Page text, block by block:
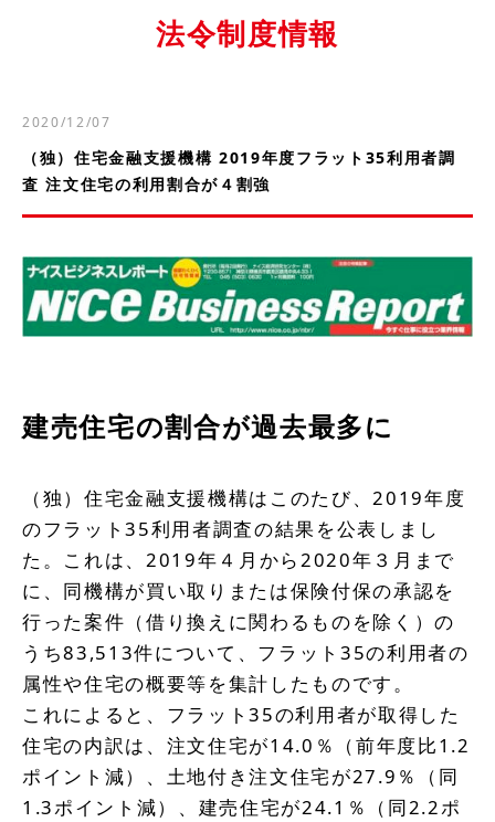
法令制度情報
2020/12/07
（独）住宅金融支援機構 2019年度フラット35利用者調
査 注文住宅の利用割合が４割強
建売住宅の割合が過去最多に
（独）住宅金融支援機構はこのたび、2019年度
のフラット35利用者調査の結果を公表しまし
た。これは、2019年４月から2020年３月まで
に、同機構が買い取りまたは保険付保の承認を
行った案件（借り換えに関わるものを除く）の
うち83,513件について、フラット35の利用者の
属性や住宅の概要等を集計したものです。
これによると、フラット35の利用者が取得した
住宅の内訳は、注文住宅が14.0％（前年度比1.2
ポイント減）、土地付き注文住宅が27.9％（同
1.3ポイント減）、建売住宅が24.1％（同2.2ポ